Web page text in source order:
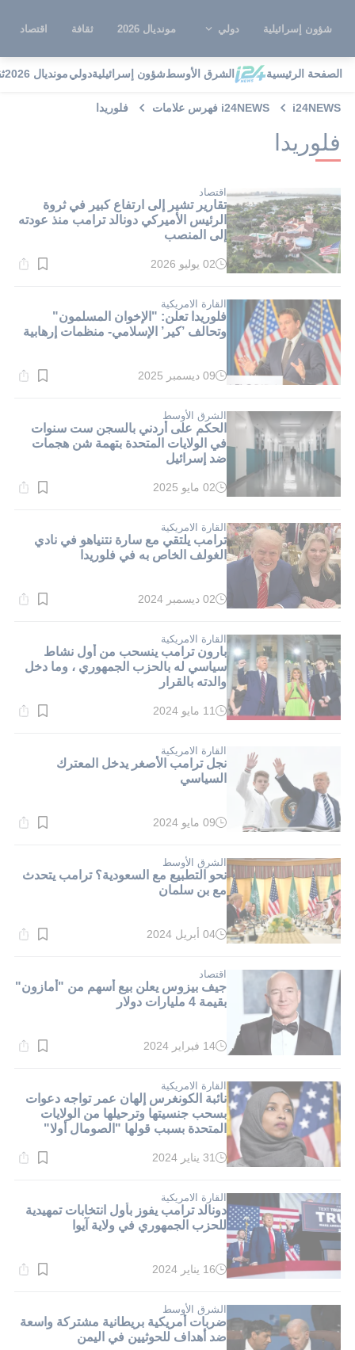
شؤون إسرائيلية دولي مونديال 2026 ثقافة اقتصاد
الصفحة الرئيسية الشرق الأوسطشؤون إسرائيليةدوليمونديال 2026
i24NEWS i24NEWS فهرس علامات فلوريدا
فلوريدا
اقتصاد
تقارير تشير إلى ارتفاع كبير في ثروة
الرئيس الأميركي دونالد ترامب منذ عودته
إلى المنصب
وقت
دقيقة.
02 يوليو 2026
القارة الامريكية
فلوريدا تعلن: "الإخوان المسلمون"
وتحالف ’كير’ الإسلامي- منظمات إرهابية
وقت
دقيقة.
09 ديسمبر 2025
الشرق الأوسط
الحكم على أردني بالسجن ست سنوات
في الولايات المتحدة بتهمة شن هجمات
ضد إسرائيل
وقت
دقيقة.
02 مايو 2025
القارة الامريكية
ترامب يلتقي مع سارة نتنياهو في نادي
الغولف الخاص به في فلوريدا
وقت
دقيقة.
02 ديسمبر 2024
القارة الامريكية
بارون ترامب ينسحب من أول نشاط
سياسي له بالحزب الجمهوري ، وما دخل
والدته بالقرار
وقت
دقيقة.
11 مايو 2024
القارة الامريكية
نجل ترامب الأصغر يدخل المعترك
السياسي
وقت
دقيقة.
09 مايو 2024
الشرق الأوسط
نحو التطبيع مع السعودية؟ ترامب يتحدث
مع بن سلمان
وقت
دقيقة.
04 أبريل 2024
اقتصاد
جيف بيزوس يعلن بيع أسهم من "أمازون"
بقيمة 4 مليارات دولار
وقت
دقيقة.
14 فبراير 2024
القارة الامريكية
نائبة الكونغرس إلهان عمر تواجه دعوات
بسحب جنسيتها وترحيلها من الولايات
المتحدة بسبب قولها "الصومال أولا"
وقت
دقيقة.
31 يناير 2024
القارة الامريكية
دونالد ترامب يفوز بأول انتخابات تمهيدية
للحزب الجمهوري في ولاية آيوا
وقت
دقيقة.
16 يناير 2024
الشرق الأوسط
ضربات أمريكية بريطانية مشتركة واسعة
ضد أهداف للحوثيين في اليمن